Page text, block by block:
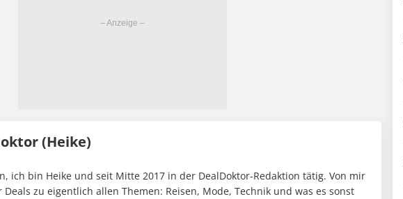
(Heike)
ich bin Heike und seit Mitte 2017 in der DealDoktor-Redaktion tätig. Von mir
zu eigentlich allen Themen: Reisen, Mode, Technik und was es sonst